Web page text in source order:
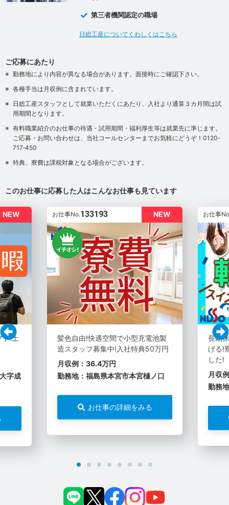
第三者機関認定の職場
日総工産についてくわしくはこちら
ご応募にあたり
勤務地により内容が異なる場合があります。面接時にご確認下さい。
各種手当は月収例に含まれています。
日総工産スタッフとして就業いただくにあたり、入社より通算３カ月間は試
用期間となります。
有料職業紹介のお仕事の待遇・試用期間・福利厚生等は就業先に準じます。
ご応募・お問い合わせは、当社コールセンターまでお気軽にどうぞ！0120‐
717‐450
特典、寮費は課税対象となる場合がございます。
このお仕事に応募した人はこんなお仕事も見ています
NEW
ト!土
字成
NEW
お仕事No.133193
髪色自由!快適空間で小型充電池製
造スタッフ募集中!入社特典50万円
月収例：36.4万円
勤務地：福島県本宮市本宮樋ノ口
お仕事の詳細をみる
お仕事
長期
げる!
した!
月収
勤務